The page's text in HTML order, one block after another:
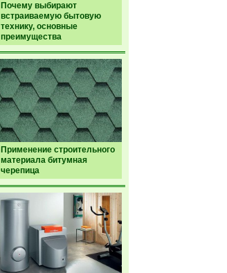
Почему выбирают
встраиваемую бытовую
технику, основные
преимущества
Применение строительного
материала битумная
черепица